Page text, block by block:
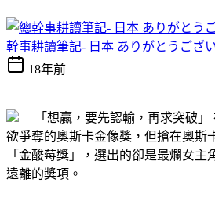
幹事耕讀筆記- 日本 ありがとうござ
18年前
「想贏，要先認輸，再求突破」
欲爭奪的奧斯卡金像獎，但搶在奧斯
「金酸莓獎」，選出的卻是最爛女主
遠離的獎項。